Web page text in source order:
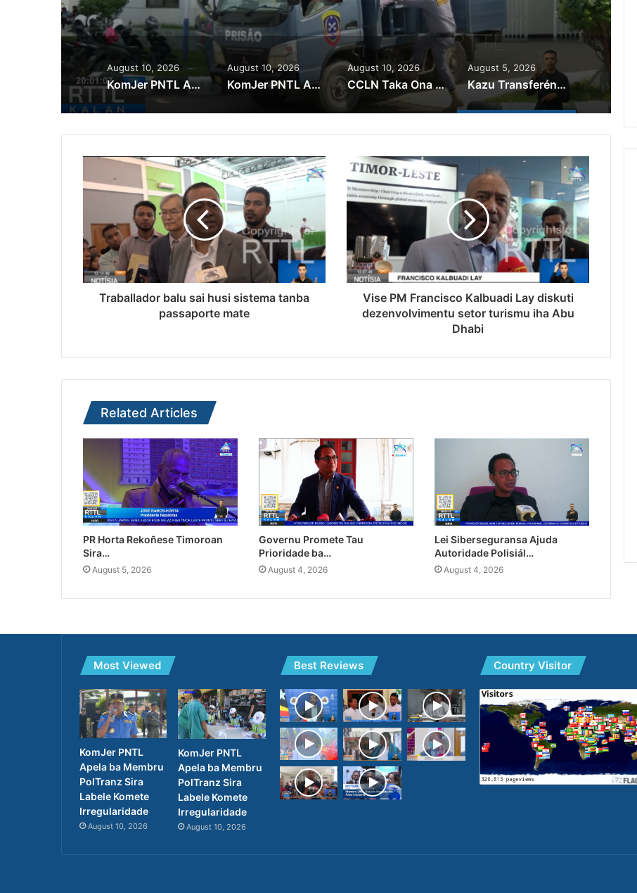
August 10, 2026
KomJer PNTL Apela ba Membru PolTranz Sira Labele Komete Irregularidade
August 10, 2026
KomJer PNTL Apela ba Membru PolTranz Sira Labele Komete Irregularidade
August 10, 2026
CCLN Taka Ona Lista Edital ba Rekerimentu Pensaun Kombatentes
August 5, 2026
Kazu Transferénsia Osan Millaun 42 Husi Singapura, Advogadu Sei Halo Rekursu
Traballador balu sai husi sistema tanba
passaporte mate
Vise PM Francisco Kalbuadi Lay diskuti
dezenvolvimentu setor turismu iha Abu
Dhabi
Related Articles
PR Horta Rekoñese Timoroan
Sira…
August 5, 2026
Governu Promete Tau
Prioridade ba…
August 4, 2026
Lei Siberseguransa Ajuda
Autoridade Polisiál…
August 4, 2026
Most Viewed
KomJer PNTL
Apela ba Membru
PolTranz Sira
Labele Komete
Irregularidade
August 10, 2026
KomJer PNTL
Apela ba Membru
PolTranz Sira
Labele Komete
Irregularidade
August 10, 2026
Best Reviews Country Visitor